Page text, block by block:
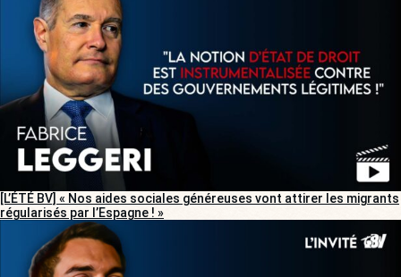
[L’ÉTÉ BV] « Nos aides sociales généreuses vont attirer les migrants
régularisés par l’Espagne ! »